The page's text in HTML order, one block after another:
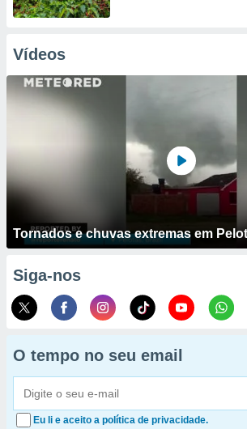
Vídeos
Tornados e chuvas extremas em
Siga-nos
O tempo no seu email
Eu li e aceito a política de privacidade.